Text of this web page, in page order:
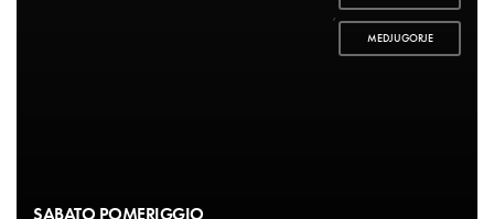
,
MEDJUGORJE
SABATO POMERIGGIO